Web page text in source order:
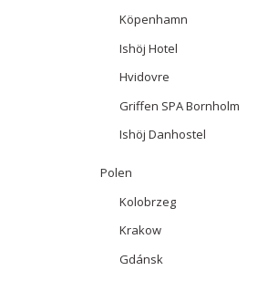
Köpenhamn
Ishöj Hotel
Hvidovre
Griffen SPA Bornholm
Ishöj Danhostel
Polen
Kolobrzeg
Krakow
Gdánsk